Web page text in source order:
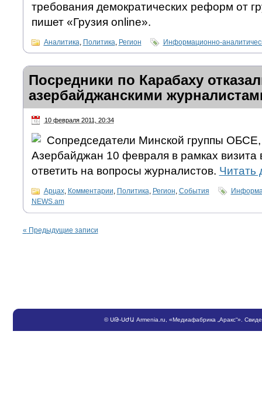
требования демократических реформ от
пишет «Грузия online».
Аналитика, Политика, Регион Информационно-
Посредники по Карабаху
азербайджанскими
10 февраля 2011, 20:34
Сопредседатели Минской группы
Азербайджан 10 февраля в рамках визита
ответить на вопросы журналистов. Читать
Арцах, Комментарии, Политика, Регион, События
NEWS.am
« Предыдущие записи
©ՍԹ-ՍԺԱ Armenia.ru , «Медиафабрика „Аракс“».